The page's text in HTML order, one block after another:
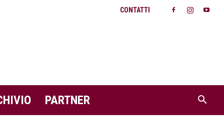
CONTATTI
PARTNER